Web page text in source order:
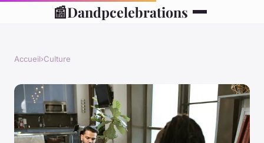
📰Dandpcelebrations
Accueil›Culture